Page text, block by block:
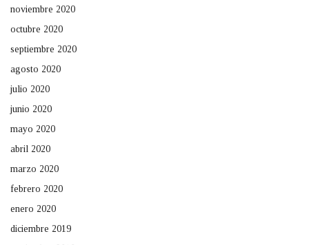
noviembre 2020
octubre 2020
septiembre 2020
agosto 2020
julio 2020
junio 2020
mayo 2020
abril 2020
marzo 2020
febrero 2020
enero 2020
diciembre 2019